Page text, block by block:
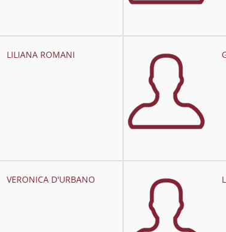
LILIANA ROMANI
VERONICA D'URBANO